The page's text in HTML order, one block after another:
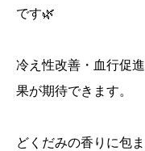
です🌿
冷え性改善・血行促
果が期待できます。
どくだみの香りに包